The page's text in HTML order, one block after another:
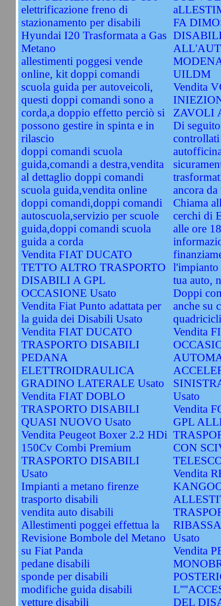
elettrificazione freno di
stazionamento per disabili
Hyundai I20 Trasformata a Gas
Metano
allestimenti poggesi vende
online, kit doppi comandi
scuola guida per autoveicoli,
questi doppi comandi sono a
corda,a doppio effetto perciò si
possono gestire in spinta e in
rilascio
doppi comandi scuola
guida,comandi a destra,vendita
al dettaglio doppi comandi
scuola guida,vendita online
doppi comandi,doppi comandi
autoscuola,servizio per scuole
guida,doppi comandi scuola
guida a corda
Vendita FIAT DUCATO
TETTO ALTRO TRASPORTO
DISABILI A GPL
OCCASIONE Usato
Vendita Fiat Punto adattata per
la guida dei Disabili Usato
Vendita FIAT DUCATO
TRASPORTO DISABILI
PEDANA
ELETTROIDRAULICA
GRADINO LATERALE Usato
Vendita FIAT DOBLO
TRASPORTO DISABILI
QUASI NUOVO Usato
Vendita Peugeot Boxer 2.2 HDi
150Cv Combi Premium
TRASPORTO DISABILI
Usato
Impianti a metano firenze
trasporto disabili
vendita auto disabili
Allestimenti poggei effettua la
Revisione Bombole del Metano
su Fiat Panda
pedane disabili
sponde per disabili
modifiche guida disabili
vetture disabili
FA
UILDM
Vendita
ZAVOLI
Di
ancora
Chiama
cerchi di
alle ore
l'impianto
tua auto,
Doppi
anche su
Vendita
Usato
Vendita
GPL
CON
Vendita
Usato
Vendita
DEL